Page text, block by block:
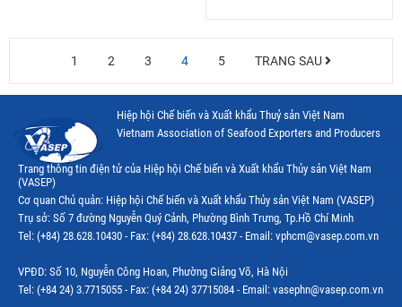
1 2 3 4 5 TRANG SAU
Hiệp hội Chế biến và Xuất khẩu Thuỷ sản Việt Nam
Vietnam Association of Seafood Exporters and Producers
Trang thông tin điện tử của Hiệp hội Chế biến và Xuất khẩu Thủy sản Việt Nam
(VASEP)
Cơ quan Chủ quản: Hiệp hội Chế biến và Xuất khẩu Thủy sản Việt Nam (VASEP)
Trụ sở: Số 7 đường Nguyễn Quý Cảnh, Phường Bình Trưng, Tp.Hồ Chí Minh
Tel: (+84) 28.628.10430 - Fax: (+84) 28.628.10437 - Email: vphcm@vasep.com.vn
VPĐD: Số 10, Nguyễn Công Hoan, Phường Giảng Võ, Hà Nội
Tel: (+84 24) 3.7715055 - Fax: (+84 24) 37715084 - Email: vasephn@vasep.com.vn